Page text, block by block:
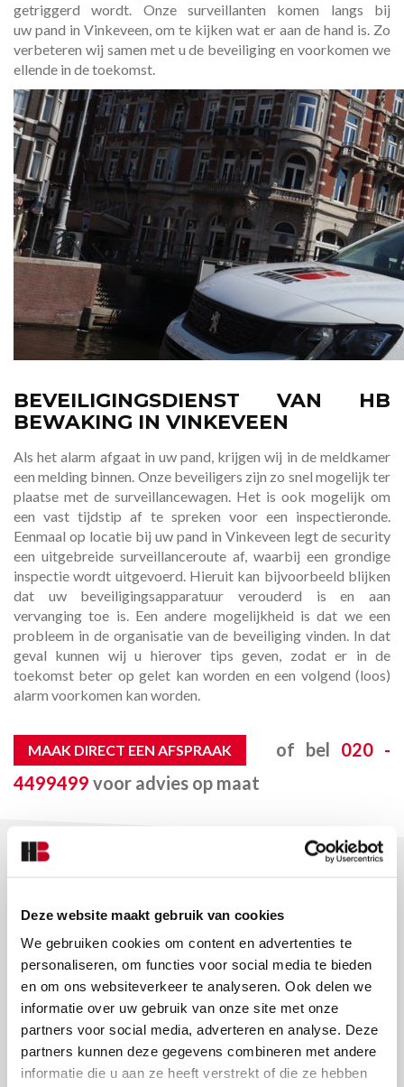
Deze website maakt gebruik van cookies
We gebruiken cookies om content en advertenties te
personaliseren, om functies voor social media te bieden
en om ons websiteverkeer te analyseren. Ook delen we
informatie over uw gebruik van onze site met onze
partners voor social media, adverteren en analyse. Deze
partners kunnen deze gegevens combineren met andere
informatie die u aan ze heeft verstrekt of die ze hebben
getriggerd wordt. Onze surveillanten komen langs bij
uw pand in Vinkeveen, om te kijken wat er aan de hand is. Zo
verbeteren wij samen met u de beveiliging en voorkomen we
ellende in de toekomst.
BEVEILIGINGSDIENST VAN HB
BEWAKING IN VINKEVEEN
Als het alarm afgaat in uw pand, krijgen wij in de meldkamer
een melding binnen. Onze beveiligers zijn zo snel mogelijk ter
plaatse met de surveillancewagen. Het is ook mogelijk om
een vast tijdstip af te spreken voor een inspectieronde.
Eenmaal op locatie bij uw pand in Vinkeveen legt de security
een uitgebreide surveillanceroute af, waarbij een grondige
inspectie wordt uitgevoerd. Hieruit kan bijvoorbeeld blijken
dat uw beveiligingsapparatuur verouderd is en aan
vervanging toe is. Een andere mogelijkheid is dat we een
probleem in de organisatie van de beveiliging vinden. In dat
geval kunnen wij u hierover tips geven, zodat er in de
toekomst beter op gelet kan worden en een volgend (loos)
alarm voorkomen kan worden.
MAAK DIRECT EEN AFSPRAAK of bel 020 -
4499499 voor advies op maat
DIENSTEN